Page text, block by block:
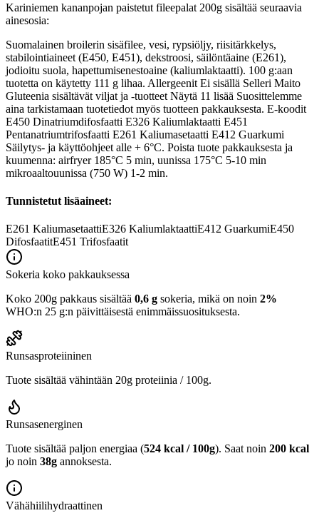
Kariniemen kananpojan paistetut fileepalat 200g sisältää seuraavia
ainesosia:
Suomalainen broilerin sisäfilee, vesi, rypsiöljy, riisitärkkelys,
stabilointiaineet (E450, E451), dekstroosi, säilöntäaine (E261),
jodioitu suola, hapettumisenestoaine (kaliumlaktaatti). 100 g:aan
tuotetta on käytetty 111 g lihaa. Allergeenit Ei sisällä Selleri Maito
Gluteenia sisältävät viljat ja -tuotteet Näytä 11 lisää Suosittelemme
aina tarkistamaan tuotetiedot myös tuotteen pakkauksesta. E-koodit
E450 Dinatriumdifosfaatti E326 Kaliumlaktaatti E451
Pentanatriumtrifosfaatti E261 Kaliumasetaatti E412 Guarkumi
Säilytys- ja käyttöohjeet alle + 6°C. Poista tuote pakkauksesta ja
kuumenna: airfryer 185°C 5 min, uunissa 175°C 5-10 min
mikroaaltouunissa (750 W) 1-2 min.
Tunnistetut lisäaineet:
E261 KaliumasetaattiE326 KaliumlaktaattiE412 GuarkumiE450
DifosfaatitE451 Trifosfaatit
Sokeria koko pakkauksessa
Koko 200g pakkaus sisältää 0,6 g sokeria, mikä on noin 2%
WHO:n 25 g:n päivittäisestä enimmäissuosituksesta.
Runsasproteiininen
Tuote sisältää vähintään 20g proteiinia / 100g.
Runsasenerginen
Tuote sisältää paljon energiaa (524 kcal / 100g). Saat noin 200 kcal
jo noin 38g annoksesta.
Vähähiilihydraattinen